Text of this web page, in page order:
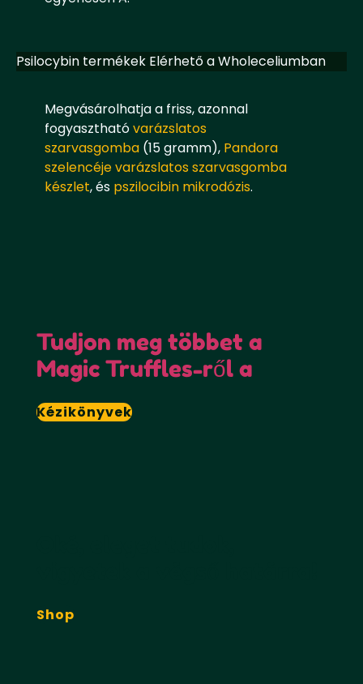
Psilocybin termékek Elérhető a Wholeceliumban
Megvásárolhatja a friss, azonnal
fogyaszthatóvarázslatos
szarvasgomba (15 gramm), Pandora
szelencéje varázslatos szarvasgomba
készlet, és pszilocibin mikrodózis.
Tudjon meg többet a
Magic Truffles-ről a
Kézikönyvek
Shop